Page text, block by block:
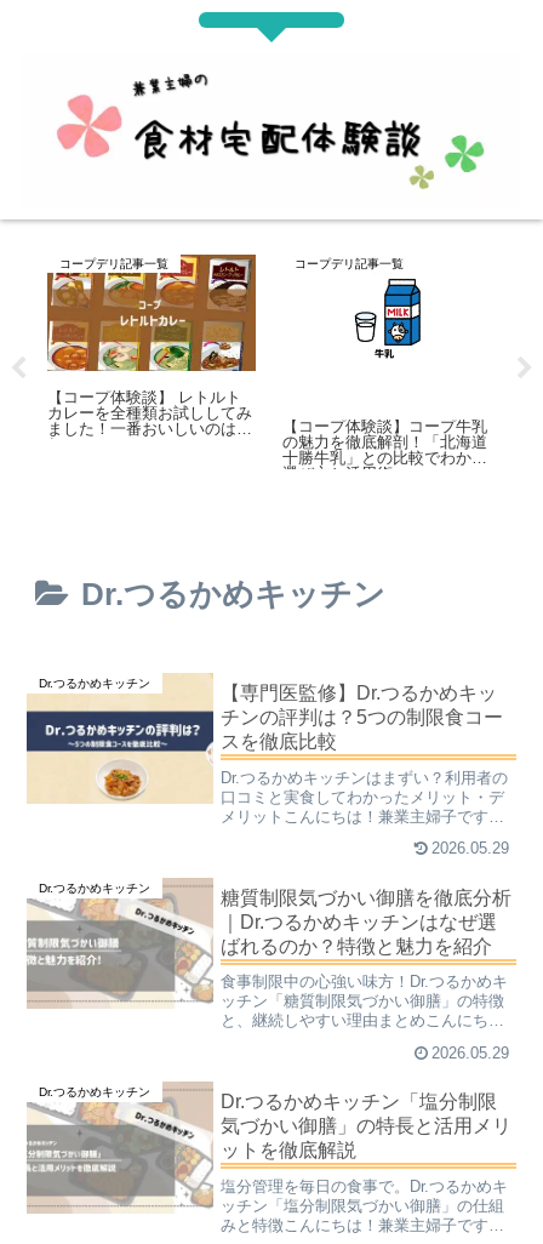
コープデリ記事一覧
【コープ体験談】 レトルト
カレーを全種類お試ししてみ
ました！一番おいしいのはど
れ？
コープデリ記事一覧
【コープ体験談】コープ牛乳
の魅力を徹底解剖！「北海道
十勝牛乳」との比較でわかる
選び方と活用術
Dr.つるかめキッチン
Dr.つるかめキッチン
【専門医監修】Dr.つるかめキッ
チンの評判は？5つの制限食コー
スを徹底比較
Dr.つるかめキッチンはまずい？利用者の
口コミと実食してわかったメリット・デ
メリットこんにちは！兼業主婦子です。
立作りや栄養計算は大きな負担です。手
専門医が監修している...
2026.05.29
Dr.つるかめキッチン
糖質制限気づかい御膳を徹底分析
｜Dr.つるかめキッチンはなぜ選
ばれるのか？特徴と魅力を紹介
食事制限中の心強い味方！Dr.つるかめキ
ッチン「糖質制限気づかい御膳」の特徴
と、継続しやすい理由まとめこんにち
けれど、毎食の栄養計算や献立作りが大
質や栄養バランスが気に...
2026.05.29
Dr.つるかめキッチン
Dr.つるかめキッチン「塩分制限
気づかい御膳」の特長と活用メリ
ットを徹底解説
塩分管理を毎日の食事で。Dr.つるかめキ
ッチン「塩分制限気づかい御膳」の仕組
みと特徴こんにちは！兼業主婦子です。